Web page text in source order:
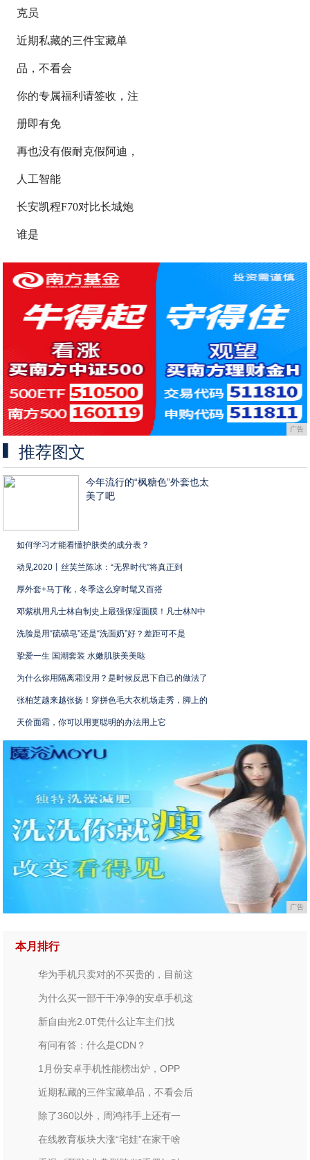
克员
近期私藏的三件宝藏单
品，不看会
你的专属福利请签收，注
册即有免
再也没有假耐克假阿迪，
人工智能
长安凯程F70对比长城炮
谁是
广告
推荐图文
今年流行的“枫糖色”外套也太
美了吧
如何学习才能看懂护肤类的成分表？
动见2020丨丝芙兰陈冰：“无界时代”将真正到
厚外套+马丁靴，冬季这么穿时髦又百搭
邓紫棋用凡士林自制史上最强保湿面膜！凡士林N中
洗脸是用“硫磺皂”还是“洗面奶”好？差距可不是
挚爱一生 国潮套装 水嫩肌肤美美哒
为什么你用隔离霜没用？是时候反思下自己的做法了
张柏芝越来越张扬！穿拼色毛大衣机场走秀，脚上的
天价面霜，你可以用更聪明的办法用上它
广告
本月排行
华为手机只卖对的不买贵的，目前这
为什么买一部干干净净的安卓手机这
新自由光2.0T凭什么让车主们找
有问有答：什么是CDN？
1月份安卓手机性能榜出炉，OPP
近期私藏的三件宝藏单品，不看会后
除了360以外，周鸿祎手上还有一
在线教育板块大涨“宅娃”在家干啥